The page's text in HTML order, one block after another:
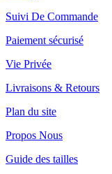
Suivi De Commande
Paiement sécurisé
Vie Privée
Livraisons & Retours
Plan du site
Propos Nous
Guide des tailles